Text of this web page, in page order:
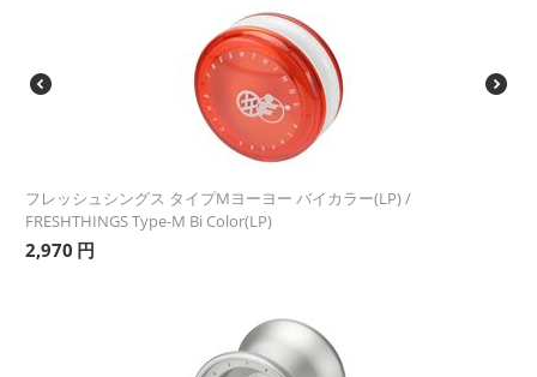
フレッシュシングス タイプMヨーヨー バイカラー(LP) /
FRESHTHINGS Type-M Bi Color(LP)
2,970 円